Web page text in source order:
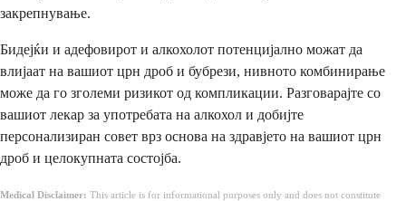
закрепнување.
Бидејќи и адефовирот и алкохолот потенцијално можат да
влијаат на вашиот црн дроб и бубрези, нивното комбинирање
може да го зголеми ризикот од компликации. Разговарајте со
вашиот лекар за употребата на алкохол и добијте
персонализиран совет врз основа на здравјето на вашиот црн
дроб и целокупната состојба.
Medical Disclaimer: This article is for informational purposes only and does not constitute